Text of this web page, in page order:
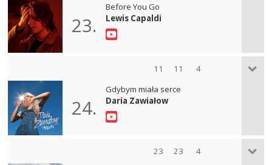
23.
Before You Go
Lewis Capaldi
11 11 4
24.
Gdybym miała serce
Daria Zawiałow
23 23 4